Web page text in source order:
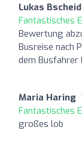
Lukas
Fantastisches
Bewertung
Busreise nach
dem Busfahrer
Maria Haring
Fantastisches
großes lob